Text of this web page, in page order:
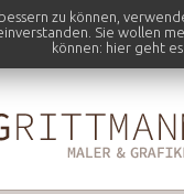
zu können,
Sie wollen
können: hier geht